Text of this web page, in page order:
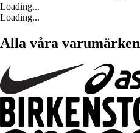
Loading...
Loading...
Alla våra varumärken